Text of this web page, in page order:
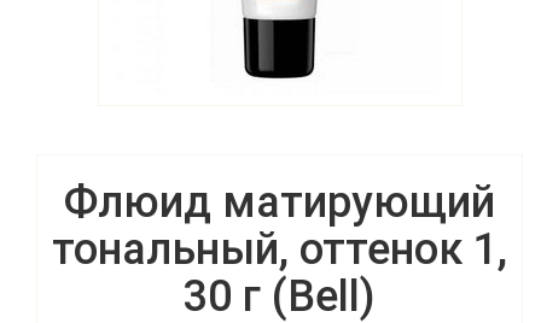
Флюид матирующий
тональный, оттенок 1,
30 г (Bell)